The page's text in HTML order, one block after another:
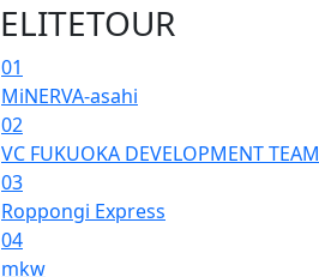
01
MiNERVA-asahi
02
VC FUKUOKA DEVELOPMENT TEAM
03
Roppongi Express
04
mkw